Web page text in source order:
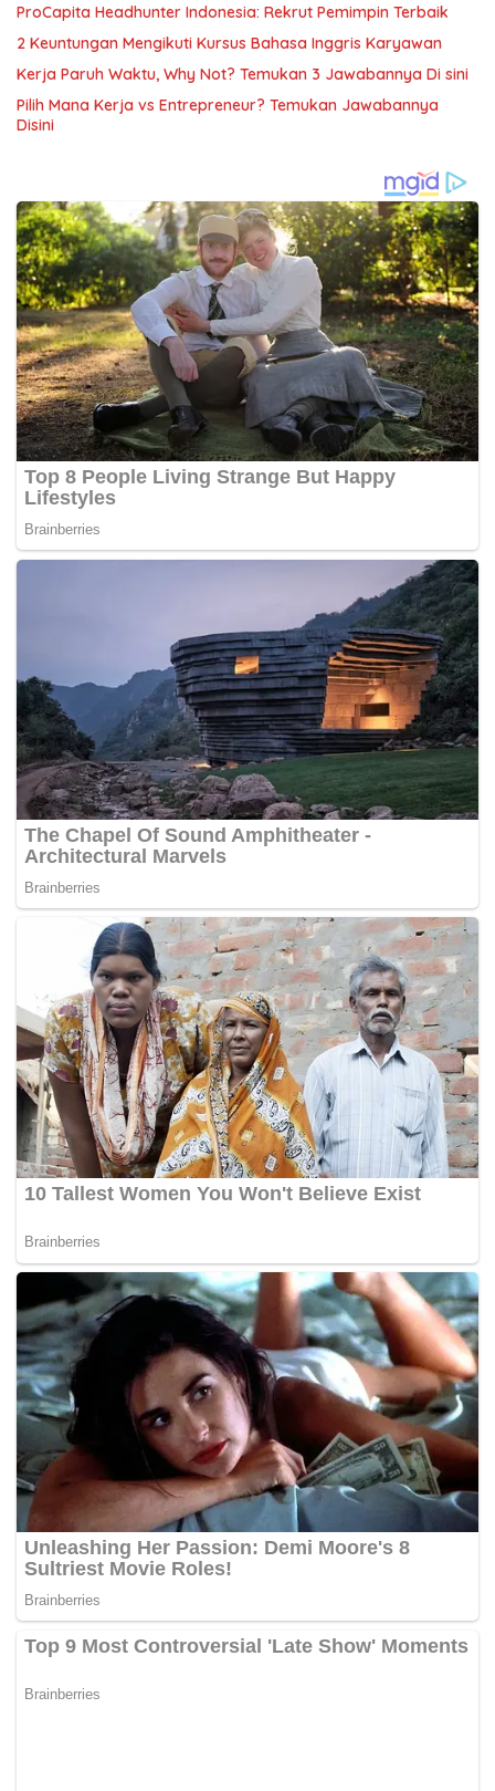
ProCapita Headhunter Indonesia: Rekrut Pemimpin Terbaik
2 Keuntungan Mengikuti Kursus Bahasa Inggris Karyawan
Kerja Paruh Waktu, Why Not? Temukan 3 Jawabannya Di sini
Pilih Mana Kerja vs Entrepreneur? Temukan Jawabannya
Disini